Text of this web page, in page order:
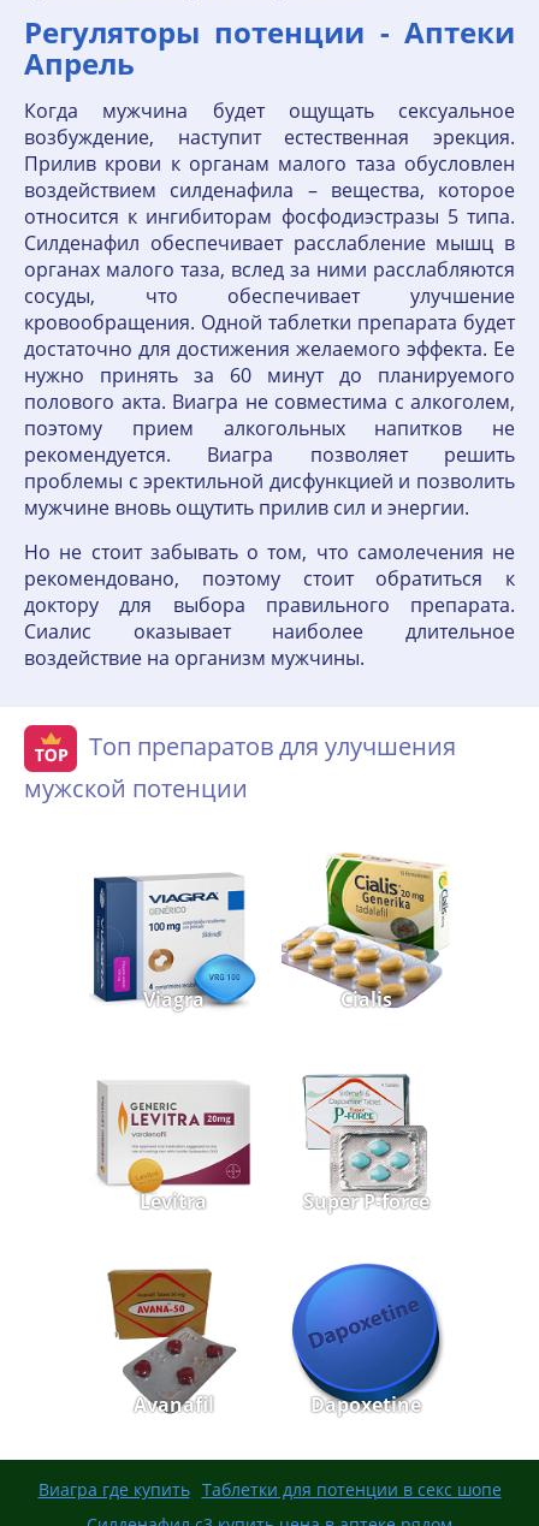
Регуляторы потенции - Аптеки
Апрель
Когда мужчина будет ощущать сексуальное
возбуждение, наступит естественная эрекция.
Прилив крови к органам малого таза обусловлен
воздействием силденафила – вещества, которое
относится к ингибиторам фосфодиэстразы 5 типа.
Силденафил обеспечивает расслабление мышц в
органах малого таза, вслед за ними расслабляются
сосуды, что обеспечивает улучшение
кровообращения. Одной таблетки препарата будет
достаточно для достижения желаемого эффекта. Ее
нужно принять за 60 минут до планируемого
полового акта. Виагра не совместима с алкоголем,
поэтому прием алкогольных напитков не
рекомендуется. Виагра позволяет решить
проблемы с эректильной дисфункцией и позволить
мужчине вновь ощутить прилив сил и энергии.
Но не стоит забывать о том, что самолечения не
рекомендовано, поэтому стоит обратиться к
доктору для выбора правильного препарата.
Сиалис оказывает наиболее длительное
воздействие на организм мужчины.
Топ препаратов для улучшения
мужской потенции
Viagra Cialis
Levitra Super P-force
Avanafil Dapoxetine
Виагра где купить Таблетки для потенции в секс шопе